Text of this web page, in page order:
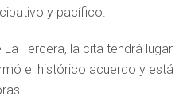
y pacífico.
Tercera, la cita tendrá lugar
el histórico acuerdo y está